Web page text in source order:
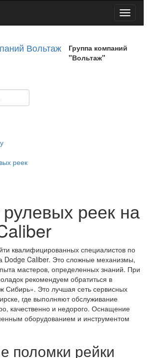
Toggle
Группа компаний
"Вольтаж"
реек
реек на
квалифицированных специалистов по
Dodge Caliber. Это сложные механизмы,
мастеров, определенных знаний. При
рекомендуем обратиться в
Сибирь». Это лучшая сеть сервисных
где выполняют обслуживание
качественно и недорого. Оснащение
оборудованием и инструментом
поломки рейки